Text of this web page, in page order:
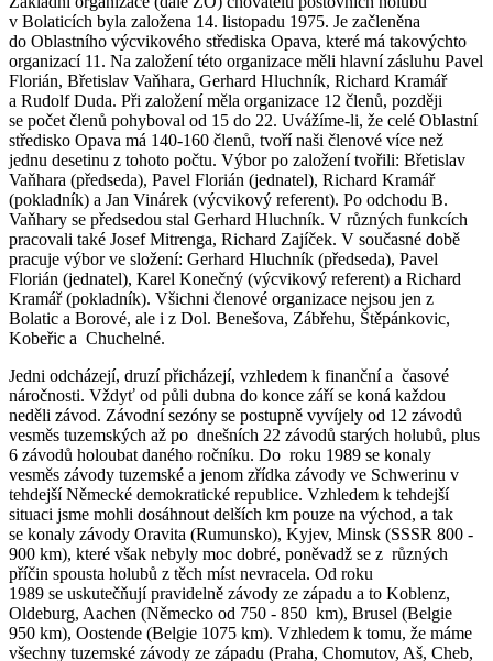
v Bolaticích byla založena 14. listopadu 1975. Je začleněna
do Oblastního výcvikového střediska Opava, které má takovýchto
organizací 11. Na založení této organizace měli hlavní zásluhu Pavel
Florián, Břetislav Vaňhara, Gerhard Hluchník, Richard Kramář
a Rudolf Duda. Při založení měla organizace 12 členů, později
se počet členů pohyboval od 15 do 22. Uvážíme-li, že celé Oblastní
středisko Opava má 140-160 členů, tvoří naši členové více než
jednu desetinu z tohoto počtu. Výbor po založení tvořili: Břetislav
Vaňhara (předseda), Pavel Florián (jednatel), Richard Kramář
(pokladník) a Jan Vinárek (výcvikový referent). Po odchodu B.
Vaňhary se předsedou stal Gerhard Hluchník. V různých funkcích
pracovali také Josef Mitrenga, Richard Zajíček. V současné době
pracuje výbor ve složení: Gerhard Hluchník (předseda), Pavel
Florián (jednatel), Karel Konečný (výcvikový referent) a Richard
Kramář (pokladník). Všichni členové organizace nejsou jen z
Bolatic a Borové, ale i z Dol. Benešova, Zábřehu, Štěpánkovic,
Kobeřic a Chuchelné.
Jedni odcházejí, druzí přicházejí, vzhledem k finanční a časové
náročnosti. Vždyť od půli dubna do konce září se koná každou
neděli závod. Závodní sezóny se postupně vyvíjely od 12 závodů
vesměs tuzemských až po dnešních 22 závodů starých holubů, plus
6 závodů holoubat daného ročníku. Do roku 1989 se konaly
vesměs závody tuzemské a jenom zřídka závody ve Schwerinu v
tehdejší Německé demokratické republice. Vzhledem k tehdejší
situaci jsme mohli dosáhnout delších km pouze na východ, a tak
se konaly závody Oravita (Rumunsko), Kyjev, Minsk (SSSR 800 -
900 km), které však nebyly moc dobré, poněvadž se z různých
příčin spousta holubů z těch míst nevracela. Od roku
1989 se uskutečňují pravidelně závody ze západu a to Koblenz,
Oldeburg, Aachen (Německo od 750 - 850 km), Brusel (Belgie
950 km), Oostende (Belgie 1075 km). Vzhledem k tomu, že máme
všechny tuzemské závody ze západu (Praha, Chomutov, Aš, Cheb,